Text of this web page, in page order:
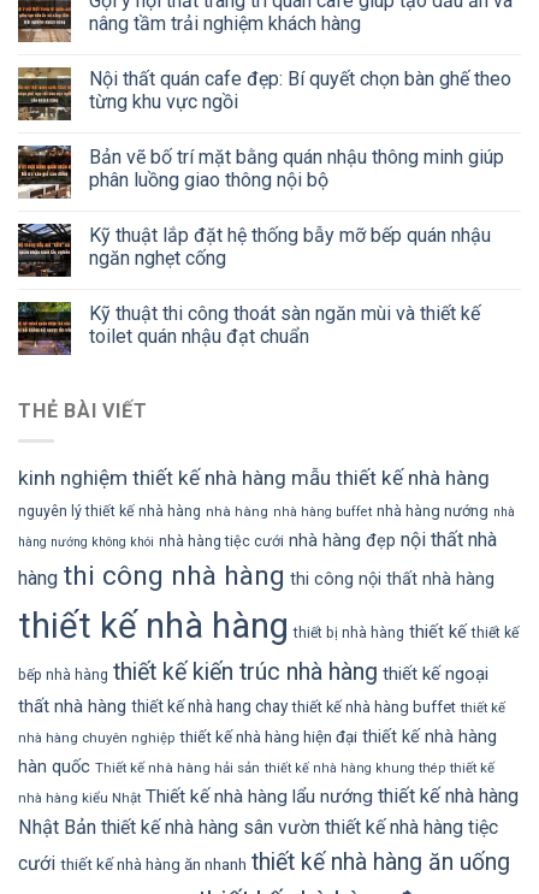
nâng tầm trải nghiệm khách hàng
Nội thất quán cafe đẹp: Bí quyết chọn bàn ghế theo
từng khu vực ngồi
Bản vẽ bố trí mặt bằng quán nhậu thông minh giúp
phân luồng giao thông nội bộ
Kỹ thuật lắp đặt hệ thống bẫy mỡ bếp quán nhậu
ngăn nghẹt cống
Kỹ thuật thi công thoát sàn ngăn mùi và thiết kế
toilet quán nhậu đạt chuẩn
THẺ BÀI VIẾT
kinh nghiệm thiết kế nhà hàng mẫu thiết kế nhà hàng
nguyên lý thiết kế nhà hàng nhà hàng nhà hàng buffet nhà hàng nướng nhà
hàng nướng không khói nhà hàng tiệc cưới nhà hàng đẹp nội thất nhà
hàng thi công nhà hàng thi công nội thất nhà hàng
thiết kế nhà hàng thiết bị nhà hàng thiết kế thiết kế
bếp nhà hàng thiết kế kiến trúc nhà hàng thiết kế ngoại
thất nhà hàng thiết kế nhà hang chay thiết kế nhà hàng buffet thiết kế
nhà hàng chuyên nghiệp thiết kế nhà hàng hiện đại thiết kế nhà hàng
hàn quốc Thiết kế nhà hàng hải sản thiết kế nhà hàng khung thép thiết kế
nhà hàng kiểu Nhật Thiết kế nhà hàng lẩu nướng thiết kế nhà hàng
Nhật Bản thiết kế nhà hàng sân vườn thiết kế nhà hàng tiệc
cưới thiết kế nhà hàng ăn nhanh thiết kế nhà hàng ăn uống